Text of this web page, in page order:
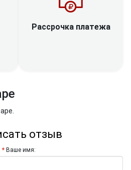
Рассрочка платежа
отзыв
Ваше имя: